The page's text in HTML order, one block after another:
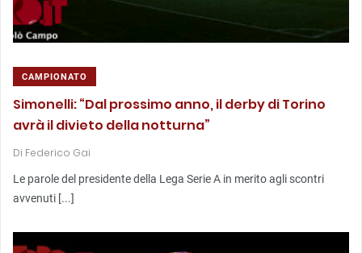
CAMPIONATO
Simonelli: “Dal prossimo anno, il derby di Torino
avrà il divieto della notturna”
Di Federico Gai
Le parole del presidente della Lega Serie A in merito agli scontri
avvenuti [...]